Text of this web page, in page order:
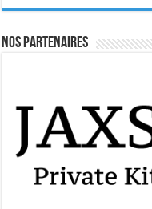
Nos Partenaires